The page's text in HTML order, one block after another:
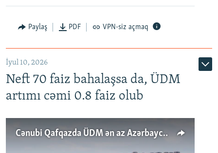
Paylaş PDF VPN-siz açmaq
İyul 10, 2026
Neft 70 faiz bahalaşsa da, ÜDM
artımı cəmi 0.8 faiz olub
Cənubi Qafqazda ÜDM ən az Azərbaycanda artır: Qonşuları niyə Bakını qabaqlaya bilir?